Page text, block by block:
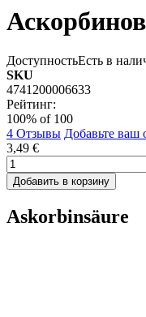
ДоступностьЕсть в
SKU
4741200006633
Рейтинг:
100% of 100
4 Отзывы Добавьте ваш
3,49 €
Добавить в корзину
Askorbinsäure